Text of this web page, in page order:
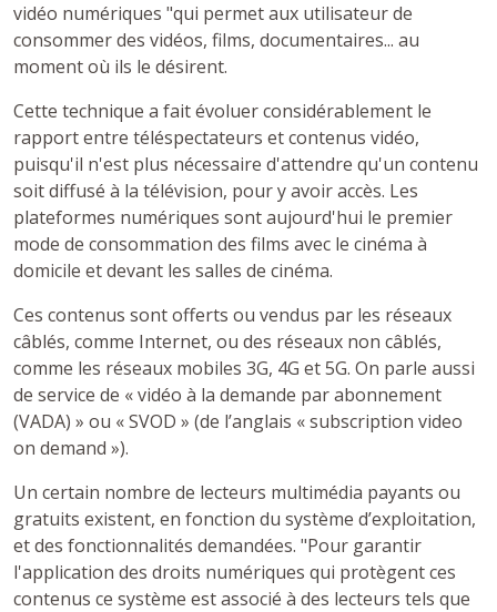
vidéo numériques "qui permet aux utilisateur de
consommer des vidéos, films, documentaires... au
moment où ils le désirent.
Cette technique a fait évoluer considérablement le
rapport entre téléspectateurs et contenus vidéo,
puisqu'il n'est plus nécessaire d'attendre qu'un contenu
soit diffusé à la télévision, pour y avoir accès. Les
plateformes numériques sont aujourd'hui le premier
mode de consommation des films avec le cinéma à
domicile et devant les salles de cinéma.
Ces contenus sont offerts ou vendus par les réseaux
câblés, comme Internet, ou des réseaux non câblés,
comme les réseaux mobiles 3G, 4G et 5G. On parle aussi
de service de « vidéo à la demande par abonnement
(VADA) » ou « SVOD » (de l’anglais « subscription video
on demand »).
Un certain nombre de lecteurs multimédia payants ou
gratuits existent, en fonction du système d’exploitation,
et des fonctionnalités demandées. "Pour garantir
l'application des droits numériques qui protègent ces
contenus ce système est associé à des lecteurs tels que